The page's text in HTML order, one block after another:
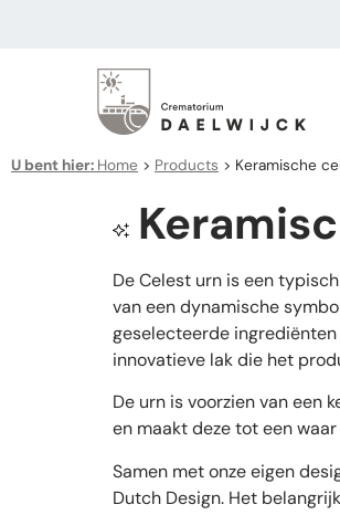
U bent hier: Home > Products > Keramische
De Celest urn is een
van een dynamische
geselecteerde
innovatieve lak die het
De urn is voorzien van een
en maakt deze tot een
Samen met onze eigen
Dutch Design. Het